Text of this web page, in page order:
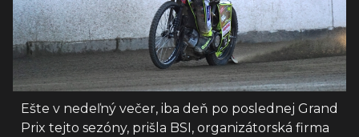
Ešte v nedeľný večer, iba deň po poslednej Grand
Prix tejto sezóny, prišla BSI, organizátorská firma